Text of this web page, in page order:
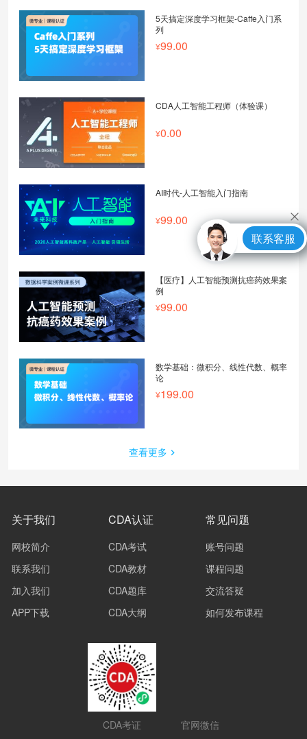
5天搞定深度学习框架-Caffe入门系
列
99.00
CDA人工智能工程师（体验课）
0.00
AI时代-人工智能入门指南
99.00
【医疗】人工智能预测抗癌药效果案
例
99.00
数学基础：微积分、线性代数、概率
论
199.00
查看更多
关于我们
网校简介
联系我们
加入我们
APP下载
CDA认证
CDA考试
CDA教材
CDA题库
CDA大纲
常见问题
账号问题
课程问题
交流答疑
如何发布课程
CDA考证 官网微信
联系客服